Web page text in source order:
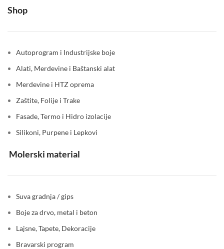
Shop
Autoprogram i Industrijske boje
Alati, Merdevine i Baštanski alat
Merdevine i HTZ oprema
Zaštite, Folije i Trake
Fasade, Termo i Hidro izolacije
Silikoni, Purpene i Lepkovi
Molerski material
Suva gradnja / gips
Boje za drvo, metal i beton
Lajsne, Tapete, Dekoracije
Bravarski program